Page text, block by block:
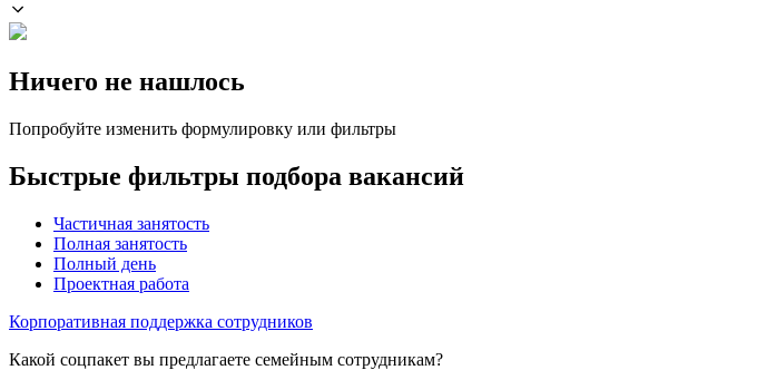
Ничего не нашлось
Попробуйте изменить формулировку или фильтры
Быстрые фильтры подбора вакансий
Частичная занятость
Полная занятость
Полный день
Проектная работа
Корпоративная поддержка сотрудников
Какой соцпакет вы предлагаете семейным сотрудникам?